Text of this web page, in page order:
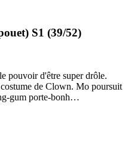
S1 (39/52)
pouvoir d'être super drôle.
de Clown. Mo poursuit
gum porte-bonh…